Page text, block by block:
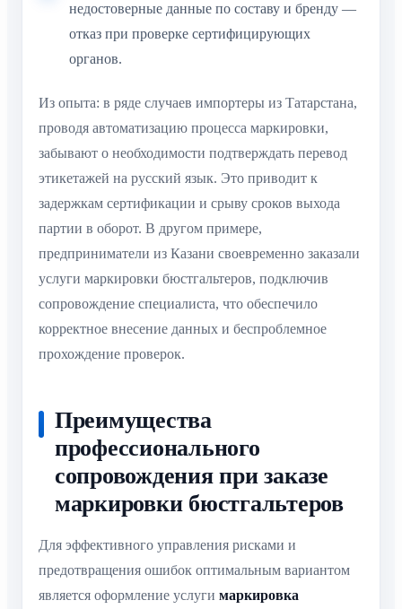
недостоверные данные по составу и бренду —
отказ при проверке сертифицирующих
органов.
Из опыта: в ряде случаев импортеры из Татарстана,
проводя автоматизацию процесса маркировки,
забывают о необходимости подтверждать перевод
этикетажей на русский язык. Это приводит к
задержкам сертификации и срыву сроков выхода
партии в оборот. В другом примере,
предприниматели из Казани своевременно заказали
услуги маркировки бюстгальтеров, подключив
сопровождение специалиста, что обеспечило
корректное внесение данных и беспроблемное
прохождение проверок.
Преимущества
профессионального
сопровождения при заказе
маркировки бюстгальтеров
Для эффективного управления рисками и
предотвращения ошибок оптимальным вариантом
является оформление услуги маркировка